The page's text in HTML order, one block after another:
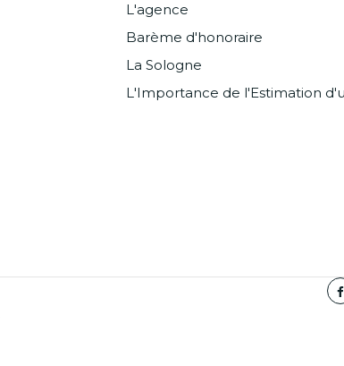
L'agence
Barème d'honoraire
La Sologne
L'Importance de l'Estimation